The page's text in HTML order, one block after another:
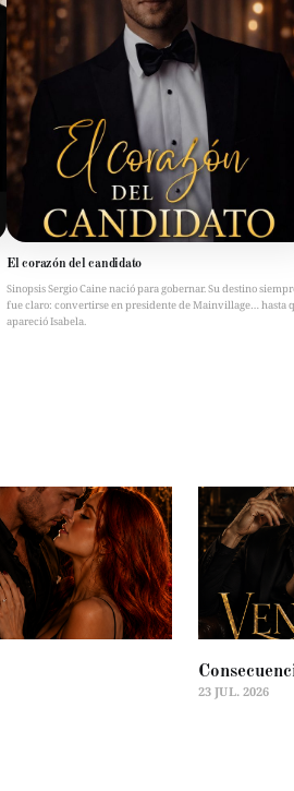
El corazón del candidato
Sinopsis Sergio Caine nació para gobernar. Su destino
fue claro: convertirse en presidente de Mainvillage… hasta
apareció Isabela.
23 JUL. 2026